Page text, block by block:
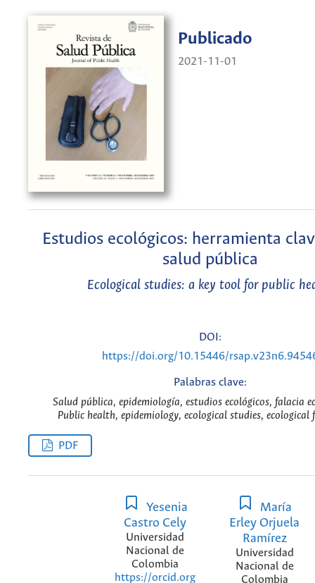
Publicado
2021-11-01
Estudios ecológicos: herramienta
salud pública
Ecological studies: a key tool for public
DOI:
https://doi.org/10.15446/
Palabras clave:
Salud pública, epidemiología, estudios ecológicos, falacia
Public health, epidemiology, ecological studies, ecological
PDF
Yesenia
Castro Cely
Universidad
Nacional de
Colombia
https://orcid.org
María
Erley Orjuela
Ramírez
Universidad
Nacional de
Colombia